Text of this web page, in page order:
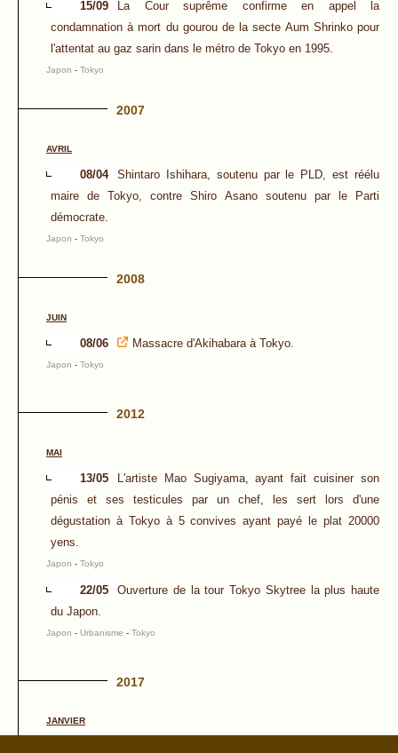
15/09
La Cour suprême confirme en appel la
condamnation à mort du gourou de la secte Aum Shrinko pour
l'attentat au gaz sarin dans le métro de Tokyo en 1995.
Japon - Tokyo
2007
AVRIL
08/04
Shintaro Ishihara, soutenu par le PLD, est réélu
maire de Tokyo, contre Shiro Asano soutenu par le Parti
démocrate.
Japon - Tokyo
2008
JUIN
08/06 Massacre d'Akihabara à Tokyo.
Japon - Tokyo
2012
MAI
13/05
L'artiste Mao Sugiyama, ayant fait cuisiner son
pénis et ses testicules par un chef, les sert lors d'une
dégustation à Tokyo à 5 convives ayant payé le plat 20000
yens.
Japon - Tokyo
22/05
Ouverture de la tour Tokyo Skytree la plus haute
du Japon.
Japon - Urbanisme - Tokyo
2017
JANVIER